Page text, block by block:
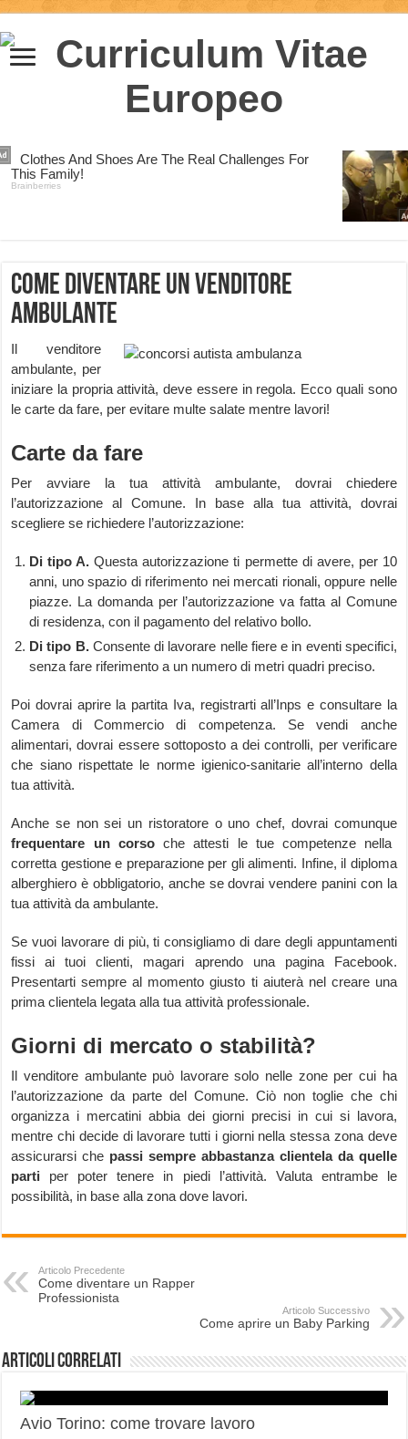
Come diventare un Venditore
Ambulante
Il venditore
ambulante, per
iniziare la propria attività, deve essere in regola. Ecco quali sono
le carte da fare, per evitare multe salate mentre lavori!
Carte da fare
Per avviare la tua attività ambulante, dovrai chiedere
l’autorizzazione al Comune. In base alla tua attività, dovrai
scegliere se richiedere l’autorizzazione:
Di tipo A. Questa autorizzazione ti permette di avere, per 10
anni, uno spazio di riferimento nei mercati rionali, oppure nelle
piazze. La domanda per l’autorizzazione va fatta al Comune
di residenza, con il pagamento del relativo bollo.
Di tipo B.Consente di lavorare nelle fiere e in eventi specifici,
senza fare riferimento a un numero di metri quadri preciso.
Poi dovrai aprire la partita Iva, registrarti all’Inps e consultare la
Camera di Commercio di competenza. Se vendi anche
alimentari, dovrai essere sottoposto a dei controlli, per verificare
che siano rispettate le norme igienico-sanitarie all’interno della
tua attività.
Anche se non sei un ristoratore o uno chef, dovrai comunque
frequentare un corsoche attesti le tue competenze nella
corretta gestione e preparazione per gli alimenti. Infine, il diploma
alberghiero è obbligatorio, anche se dovrai vendere panini con la
tua attività da ambulante.
Se vuoi lavorare di più, ti consigliamo di dare degli appuntamenti
fissi ai tuoi clienti, magari aprendo una pagina Facebook.
Presentarti sempre al momento giusto ti aiuterà nel creare una
prima clientela legata alla tua attività professionale.
Giorni di mercato o stabilità?
Il venditore ambulante può lavorare solo nelle zone per cui ha
l’autorizzazione da parte del Comune. Ciò non toglie che chi
organizza i mercatini abbia dei giorni precisi in cui si lavora,
mentre chi decide di lavorare tutti i giorni nella stessa zona deve
assicurarsi che passi sempre abbastanza clientela da quelle
parti per poter tenere in piedi l’attività. Valuta entrambe le
possibilità, in base alla zona dove lavori.
Articolo Precedente
Come diventare un Rapper
Professionista
Articolo Successivo
Come aprire un Baby Parking
Articoli correlati
Avio Torino: come trovare lavoro